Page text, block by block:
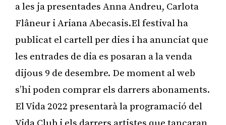
a les ja presentades Anna Andreu, Carlota
Flâneur i Ariana Abecasis.El festival ha
publicat el cartell per dies i ha anunciat que
les entrades de dia es posaran a la venda
dijous 9 de desembre. De moment al web
s’hi poden comprar els darrers abonaments.
El Vida 2022 presentarà la programació del